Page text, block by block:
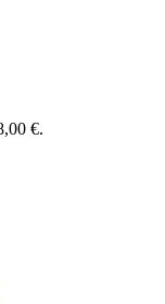
€.